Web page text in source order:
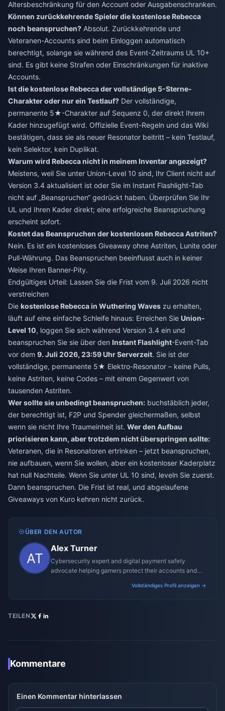
Altersbeschränkung für den Account oder Ausgabenschranken.
Können zurückkehrende Spieler die kostenlose Rebecca
noch beanspruchen? Absolut. Zurückkehrende und
Veteranen-Accounts sind beim Einloggen automatisch
berechtigt, solange sie während des Event-Zeitraums UL 10+
sind. Es gibt keine Strafen oder Einschränkungen für inaktive
Accounts.
Ist die kostenlose Rebecca der vollständige 5-Sterne-
Charakter oder nur ein Testlauf? Der vollständige,
permanente 5★-Charakter auf Sequenz 0, der direkt Ihrem
Kader hinzugefügt wird. Offizielle Event-Regeln und das Wiki
bestätigen, dass sie als neuer Resonator beitritt – kein Testlauf,
kein Selektor, kein Duplikat.
Warum wird Rebecca nicht in meinem Inventar angezeigt?
Meistens, weil Sie unter Union-Level 10 sind, Ihr Client nicht auf
Version 3.4 aktualisiert ist oder Sie im Instant Flashlight-Tab
nicht auf „Beanspruchen“ gedrückt haben. Überprüfen Sie Ihr
UL und Ihren Kader direkt; eine erfolgreiche Beanspruchung
erscheint sofort.
Kostet das Beanspruchen der kostenlosen Rebecca Astriten?
Nein. Es ist ein kostenloses Giveaway ohne Astriten, Lunite oder
Pull-Währung. Das Beanspruchen beeinflusst auch in keiner
Weise Ihren Banner-Pity.
Endgültiges Urteil: Lassen Sie die Frist vom 9. Juli 2026 nicht
verstreichen
Die kostenlose Rebecca in Wuthering Waves zu erhalten,
läuft auf eine einfache Schleife hinaus: Erreichen Sie Union-
Level 10, loggen Sie sich während Version 3.4 ein und
beanspruchen Sie sie über den Instant Flashlight-Event-Tab
vor dem 9. Juli 2026, 23:59 Uhr Serverzeit. Sie ist der
vollständige, permanente 5★ Elektro-Resonator – keine Pulls,
keine Astriten, keine Codes – mit einem Gegenwert von
tausenden Astriten.
Wer sollte sie unbedingt beanspruchen: buchstäblich jeder,
der berechtigt ist, F2P und Spender gleichermaßen, selbst
wenn sie nicht Ihre Traumeinheit ist. Wer den Aufbau
priorisieren kann, aber trotzdem nicht überspringen sollte:
Veteranen, die in Resonatoren ertrinken – jetzt beanspruchen,
nie aufbauen, wenn Sie wollen, aber ein kostenloser Kaderplatz
hat null Nachteile. Wenn Sie unter UL 10 sind, leveln Sie zuerst.
Dann beanspruchen. Die Frist ist real, und abgelaufene
Giveaways von Kuro kehren nicht zurück.
ÜBER DEN AUTOR
Alex Turner
Cybersecurity expert and digital payment safety
advocate helping gamers protect their accounts and
Vollständiges Profil anzeigen →
TEILEN
Kommentare
Einen Kommentar hinterlassen